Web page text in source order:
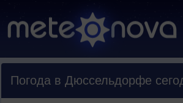
Погода в Дюссельдорфе